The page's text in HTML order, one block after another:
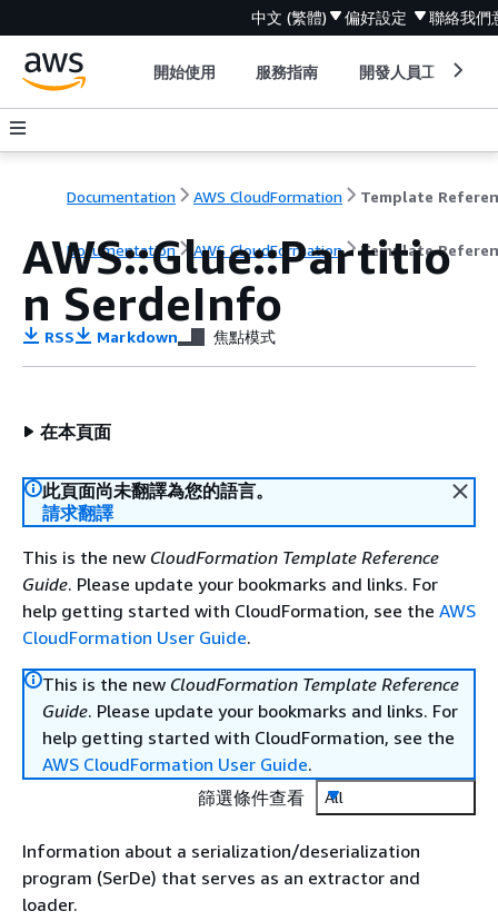
中文 (繁體) 偏好設定 聯絡我們
開始使用 服務指南 開發人員工具
Documentation AWS CloudFormation Template
Documentation AWS CloudFormation Template
AWS::Glue::Partitio
n SerdeInfo
RSS Markdown 焦點模式
在本頁面
此頁面尚未翻譯為您的語言。
請求翻譯
This is the new CloudFormation Template Reference
Guide. Please update your bookmarks and links. For
help getting started with CloudFormation, see the AWS
CloudFormation User Guide.
This is the new CloudFormation Template Reference
Guide. Please update your bookmarks and links. For
help getting started with CloudFormation, see the
AWS CloudFormation User Guide.
篩選條件查看
All
Information about a serialization/deserialization
program (SerDe) that serves as an extractor and
loader.